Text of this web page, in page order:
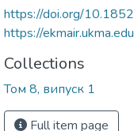
https://doi.org/
https://
Collections
Том 8, випуск 1
Full item page